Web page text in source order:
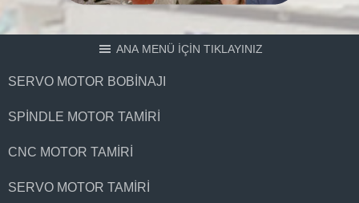
ANA MENÜ İÇİN TIKLAYINIZ
SERVO MOTOR BOBINAJI
SPINDLE MOTOR TAMIRI
CNC MOTOR TAMIRI
SERVO MOTOR TAMIRI